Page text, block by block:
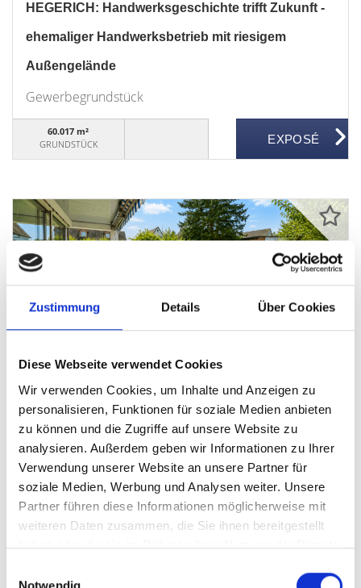
Zustimmung Details Über Cookies
Diese Webseite verwendet Cookies
Wir verwenden Cookies, um Inhalte und Anzeigen zu
personalisieren, Funktionen für soziale Medien anbieten
zu können und die Zugriffe auf unsere Website zu
analysieren. Außerdem geben wir Informationen zu Ihrer
Verwendung unserer Website an unsere Partner für
soziale Medien, Werbung und Analysen weiter. Unsere
Partner führen diese Informationen möglicherweise mit
weiteren Daten zusammen, die Sie ihnen bereitgestellt
haben oder die sie im Rahmen Ihrer Nutzung der Dienste
HEGERICH: Handwerksgeschichte trifft Zukunft -
ehemaliger Handwerksbetrieb mit riesigem
Außengelände
Gewerbegrundstück
60.017 m²
GRUNDSTÜCK
598.000,- €
HEGERICH: Von Gartentraum & jede menge Platz -
komfortabel ausgebautes Einfamilienhaus in
Cadolzburg
Reihenendhaus
218 m²
WOHNFLÄCHE
5
ZIMMER